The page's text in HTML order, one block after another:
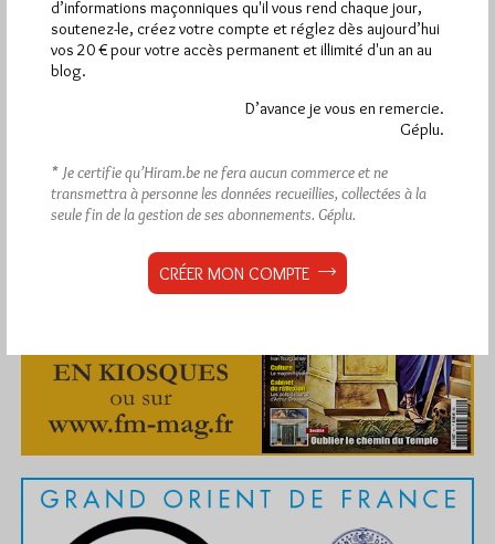
d’informations maçonniques qu'il vous rend chaque jour,
soutenez-le, créez votre compte et réglez dès aujourd’hui
vos 20 € pour votre accès permanent et illimité d'un an au
blog.
D’avance je vous en remercie.
Géplu.
* Je certifie qu’Hiram.be ne fera aucun commerce et ne
transmettra à personne les données recueillies, collectées à la
seule fin de la gestion de ses abonnements. Géplu.
CRÉER MON COMPTE